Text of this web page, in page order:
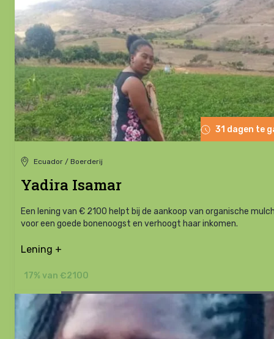
31 dagen te
Ecuador / Boerderij
Yadira Isamar
Een lening van € 2100 helpt bij de aankoop van organische
voor een goede bonenoogst en verhoogt haar inkomen.
Lening +
17% van €2100